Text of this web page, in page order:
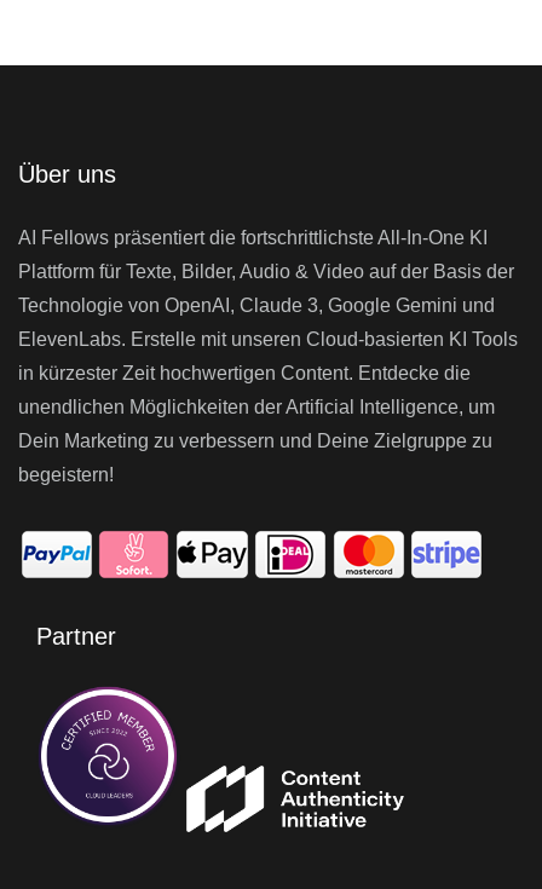
Über uns
AI Fellows präsentiert die fortschrittlichste All-In-One KI
Plattform für Texte, Bilder, Audio & Video auf der Basis der
Technologie von OpenAI, Claude 3, Google Gemini und
ElevenLabs. Erstelle mit unseren Cloud-basierten KI Tools
in kürzester Zeit hochwertigen Content. Entdecke die
unendlichen Möglichkeiten der Artificial Intelligence, um
Dein Marketing zu verbessern und Deine Zielgruppe zu
begeistern!
Partner